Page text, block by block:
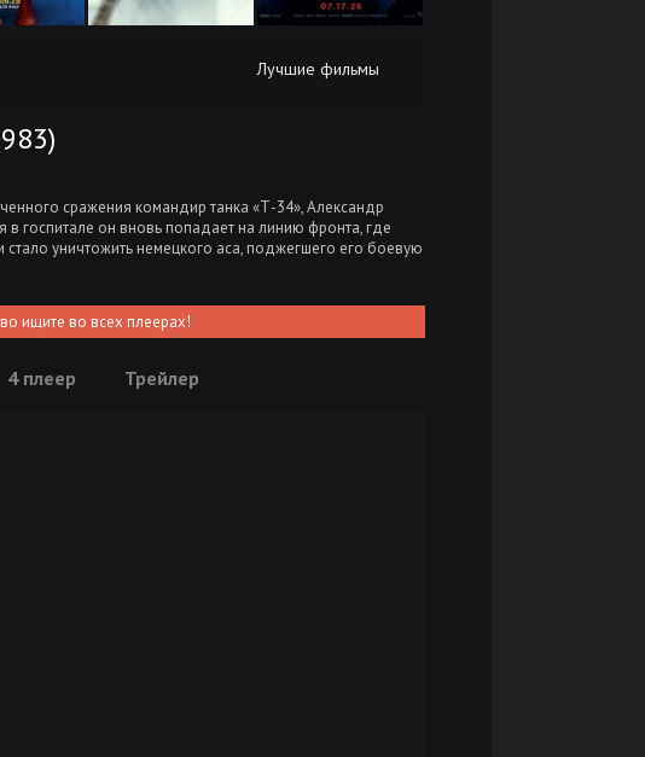
Лучшие фильмы
сражения командир танка «Т-34», Александр
госпитале он вновь попадает на линию фронта, где
уничтожить немецкого аса, поджегшего его боевую
ищите во всех плеерах!
4 плеер Трейлер